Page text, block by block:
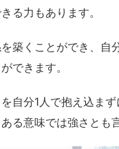
る力 もあります。
築くことができ、自
できます。
自分1人で抱え込ま
る意味では強さとも